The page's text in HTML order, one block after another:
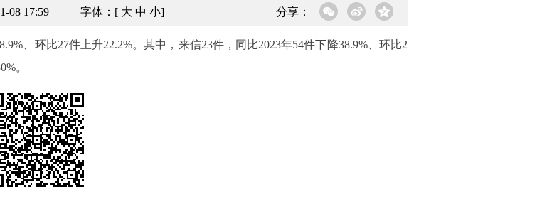
08 17:59 字体：[ 大 中 小] 分享：
、环比27件上升22.2%。其中，来信23件，同比2023年54件下降38.9%、环比2
。